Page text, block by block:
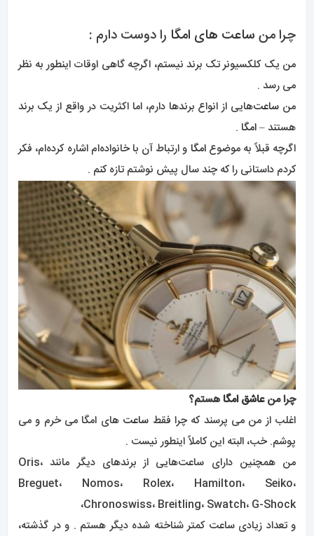
چرا منساعت های امگا را دوست دارم :
من یک کلکسیونر تک برند نیستم، اگرچه گاهی اوقات اینطور به نظر
می رسد .
من ساعت‌هایی از انواع برندها دارم، اما اکثریت در واقع از یک برند
هستند –امگا .
اگرچه قبلاً به موضوع امگا و ارتباط آن با خانواده‌ام اشاره کرده‌ام، فکر
کردم داستانی را که چند سال پیش نوشتم تازه کنم .
چرا منعاشق امگا هستم؟
اغلب از من می پرسند که چرا فقط ساعت های امگا می خرم و می
پوشم. خب، البته این کاملاً اینطور نیست .
من همچنین دارای ساعت‌هایی از برندهای دیگر مانند Oris،
Breguet، Nomos، Rolex، Hamilton، Seiko،
Chronoswiss، Breitling، Swatch، G-Shock،
و تعداد زیادی ساعت کمتر شناخته شده دیگر هستم . و در گذشته،